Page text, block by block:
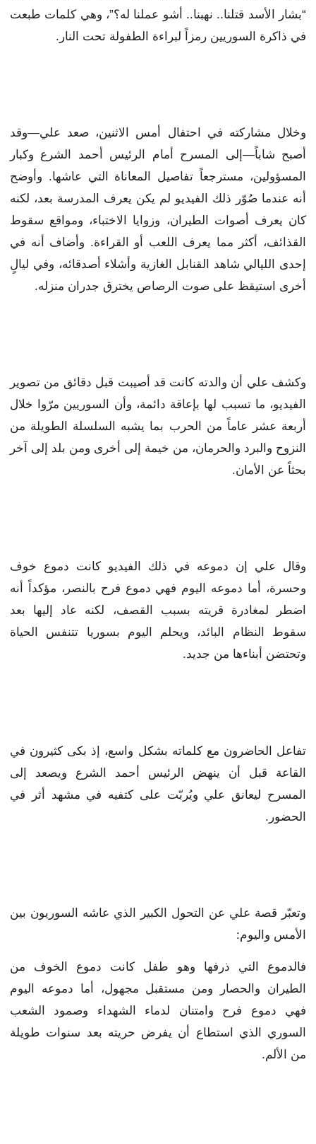
“بشار الأسد قتلنا.. نهبنا.. أشو عملنا له؟”، وهي كلمات طبعت
في ذاكرة السوريين رمزاً لبراءة الطفولة تحت النار.
وخلال مشاركته في احتفال أمس الاثنين، صعد علي—وقد
أصبح شاباً—إلى المسرح أمام الرئيس أحمد الشرع وكبار
المسؤولين، مسترجعاً تفاصيل المعاناة التي عاشها. وأوضح
أنه عندما صُوّر ذلك الفيديو لم يكن يعرف المدرسة بعد، لكنه
كان يعرف أصوات الطيران، وزوايا الاختباء، ومواقع سقوط
القذائف، أكثر مما يعرف اللعب أو القراءة. وأضاف أنه في
إحدى الليالي شاهد القنابل الغازية وأشلاء أصدقائه، وفي ليالٍ
أخرى استيقظ على صوت الرصاص يخترق جدران منزله.
وكشف علي أن والدته كانت قد أصيبت قبل دقائق من تصوير
الفيديو، ما تسبب لها بإعاقة دائمة، وأن السوريين مرّوا خلال
أربعة عشر عاماً من الحرب بما يشبه السلسلة الطويلة من
النزوح والبرد والحرمان، من خيمة إلى أخرى ومن بلد إلى آخر
بحثاً عن الأمان.
وقال علي إن دموعه في ذلك الفيديو كانت دموع خوف
وحسرة، أما دموعه اليوم فهي دموع فرح بالنصر، مؤكداً أنه
اضطر لمغادرة قريته بسبب القصف، لكنه عاد إليها بعد
سقوط النظام البائد، ويحلم اليوم بسوريا تتنفس الحياة
وتحتضن أبناءها من جديد.
تفاعل الحاضرون مع كلماته بشكل واسع، إذ بكى كثيرون في
القاعة قبل أن ينهض الرئيس أحمد الشرع ويصعد إلى
المسرح ليعانق علي ويُربّت على كتفيه في مشهد أثر في
الحضور.
وتعبّر قصة علي عن التحول الكبير الذي عاشه السوريون بين
الأمس واليوم:
فالدموع التي ذرفها وهو طفل كانت دموع الخوف من
الطيران والحصار ومن مستقبل مجهول، أما دموعه اليوم
فهي دموع فرح وامتنان لدماء الشهداء وصمود الشعب
السوري الذي استطاع أن يفرض حريته بعد سنوات طويلة
من الألم.